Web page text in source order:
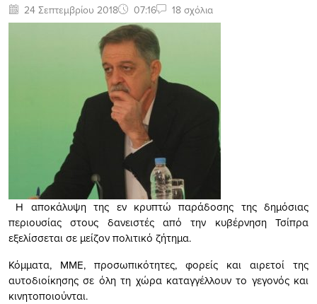
24 Σεπτεμβρίου 2018 07:16 18 σχόλια
Η αποκάλυψη της εν κρυπτώ παράδοσης της δημόσιας
περιουσίας στους δανειστές από την κυβέρνηση Τσίπρα
εξελίσσεται σε μείζον πολιτικό ζήτημα.
Κόμματα, ΜΜΕ, προσωπικότητες, φορείς και αιρετοί της
αυτοδιοίκησης σε όλη τη χώρα καταγγέλλουν το γεγονός και
κινητοποιούνται.